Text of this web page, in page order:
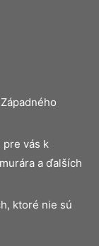
pre vás k
a ďalších
ktoré nie sú